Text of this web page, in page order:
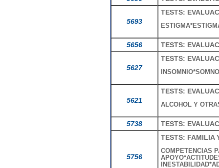
5693
TESTS:
5656 TESTS:
5627
TESTS:
5621
TESTS:
ALCOHOL Y
5738 TESTS:
5756
TESTS: FAMILIA
COMPETENCIAS